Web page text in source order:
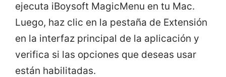
ejecuta iBoysoft MagicMenu en tu Mac.
Luego, haz clic en la pestaña de Extensión
en la interfaz principal de la aplicación y
verifica si las opciones que deseas usar
están habilitadas.